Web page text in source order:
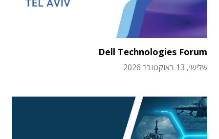
Dell Technologies Forum
שלישי, 13 באוקטובר 2026